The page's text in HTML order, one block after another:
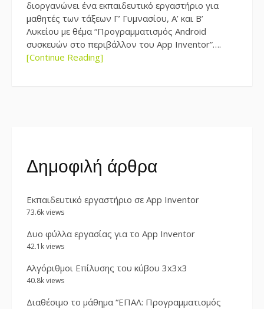
διοργανώνει ένα εκπαιδευτικό εργαστήριο για
μαθητές των τάξεων Γ’ Γυμνασίου, Α’ και Β’
Λυκείου με θέμα “Προγραμματισμός Αndroid
συσκευών στο περιβάλλον του App Inventor”….
[Continue Reading]
Δημοφιλή άρθρα
Εκπαιδευτικό εργαστήριο σε App Inventor
73.6k views
Δυο φύλλα εργασίας για το App Inventor
42.1k views
Αλγόριθμοι Επίλυσης του κύβου 3x3x3
40.8k views
Διαθέσιμο το μάθημα “ΕΠΑΛ: Προγραμματισμός